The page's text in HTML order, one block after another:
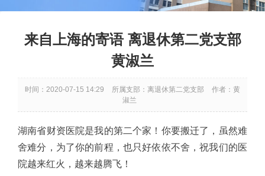
来自上海的寄语 离退休第二党支部
黄淑兰
时间：2020-07-15 14:29 所属支部：离退休第二党支部
作者：黄
淑兰
湖南省财资医院是我的第二个家！你要搬迁了，虽然难
舍难分，为了你的前程，也只好依依不舍，祝我们的医
院越来红火，越来越腾飞！